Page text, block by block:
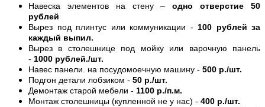
Навеска элементов на стену –одно отверстие 50
рублей
Вырез под плинтус или коммуникации - 100 рублей за
каждый выпил.
Вырез в столешнице под мойку или варочную панель
- 1000 рублей./шт.
Навес панели. на посудомоечную машину - 500 р./шт.
Подгон детали лобзиком - 50 р./шт.
Демонтаж старой мебели - 1100 р./п.м.
Монтаж столешницы (купленной не у нас) - 400 р./шт.